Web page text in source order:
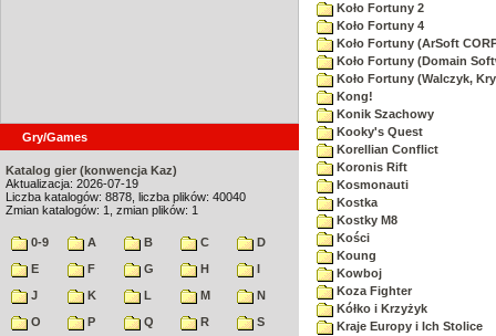
Gry/Games
Katalog gier (konwencja Kaz)
Aktualizacja: 2026-07-19
Liczba katalogów: 8878, liczba plików: 40040
Zmian katalogów: 1, zmian plików: 1
0-9 A B C
D
E
F G H
I
J
K L M
N
O
P Q R
S
Koło Fortuny 2
Koło Fortuny 4
Koło Fortuny (ArSoft
Koło Fortuny (Domain
Koło Fortuny (Walczyk,
Kong!
Konik Szachowy
Kooky's Quest
Korellian Conflict
Koronis Rift
Kosmonauti
Kostka
Kostky M8
Kości
Koung
Kowboj
Koza Fighter
Kółko i Krzyżyk
Kraje Europy i Ich Stolice